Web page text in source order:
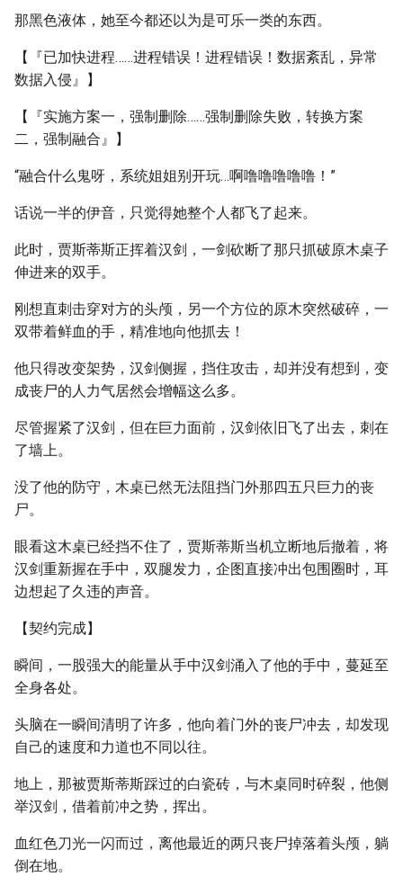
那黑色液体，她至今都还以为是可乐一类的东西。
【『已加快进程……进程错误！进程错误！数据紊乱，异常
数据入侵』】
【『实施方案一，强制删除……强制删除失败，转换方案
二，强制融合』】
“融合什么鬼呀，系统姐姐别开玩…啊噜噜噜噜噜！”
话说一半的伊音，只觉得她整个人都飞了起来。
此时，贾斯蒂斯正挥着汉剑，一剑砍断了那只抓破原木桌子
伸进来的双手。
刚想直刺击穿对方的头颅，另一个方位的原木突然破碎，一
双带着鲜血的手，精准地向他抓去！
他只得改变架势，汉剑侧握，挡住攻击，却并没有想到，变
成丧尸的人力气居然会增幅这么多。
尽管握紧了汉剑，但在巨力面前，汉剑依旧飞了出去，刺在
了墙上。
没了他的防守，木桌已然无法阻挡门外那四五只巨力的丧
尸。
眼看这木桌已经挡不住了，贾斯蒂斯当机立断地后撤着，将
汉剑重新握在手中，双腿发力，企图直接冲出包围圈时，耳
边想起了久违的声音。
【契约完成】
瞬间，一股强大的能量从手中汉剑涌入了他的手中，蔓延至
全身各处。
头脑在一瞬间清明了许多，他向着门外的丧尸冲去，却发现
自己的速度和力道也不同以往。
地上，那被贾斯蒂斯踩过的白瓷砖，与木桌同时碎裂，他侧
举汉剑，借着前冲之势，挥出。
血红色刀光一闪而过，离他最近的两只丧尸掉落着头颅，躺
倒在地。